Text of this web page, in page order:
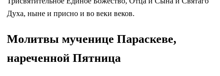
Духа, ныне и присно и во веки веков.
Молитвы мученице Параскеве,
нареченной Пятница